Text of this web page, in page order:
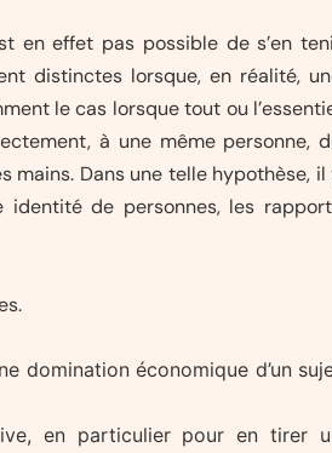
en effet pas possible de s’en
distinctes lorsque, en réalité,
le cas lorsque tout ou
à une même personne,
Dans une telle hypothèse, il
de personnes, les
domination économique d’un
en particulier pour en tirer